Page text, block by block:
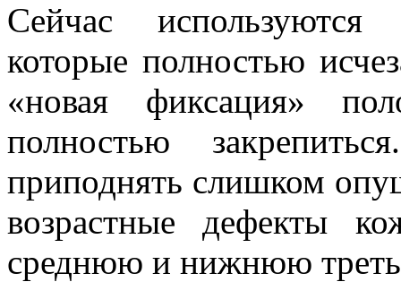
Сейчас используются
которые полностью
«новая фиксация»
полностью
приподнять слишком
возрастные дефекты
среднюю и нижнюю